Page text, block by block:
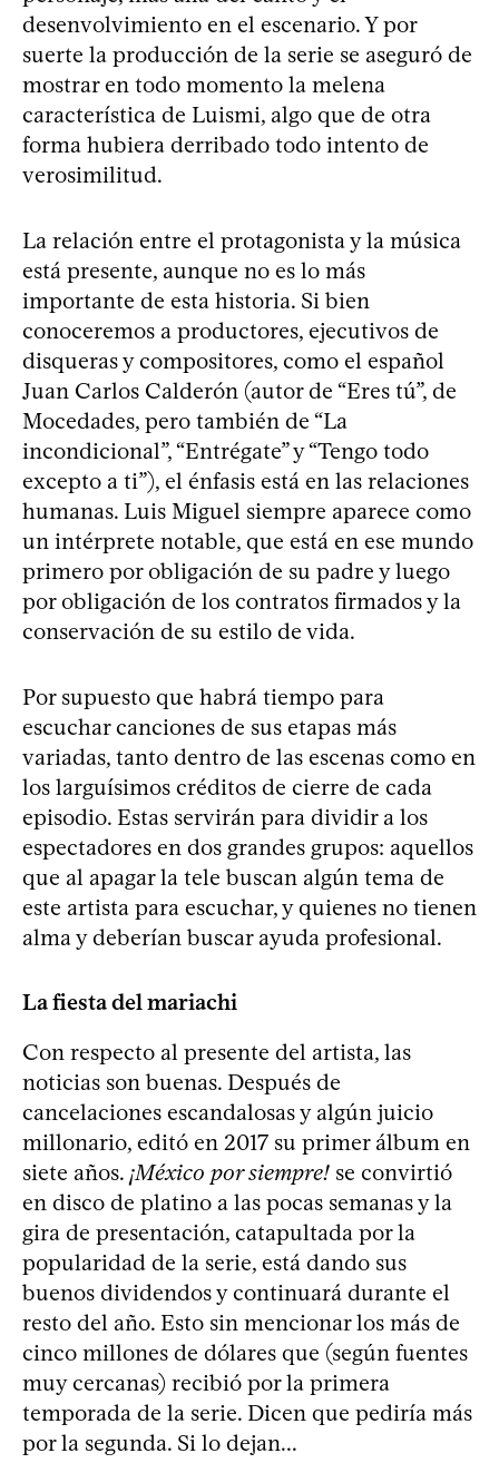
desenvolvimiento en el escenario. Y por
suerte la producción de la serie se aseguró de
mostrar en todo momento la melena
característica de Luismi, algo que de otra
forma hubiera derribado todo intento de
verosimilitud.
La relación entre el protagonista y la música
está presente, aunque no es lo más
importante de esta historia. Si bien
conoceremos a productores, ejecutivos de
disqueras y compositores, como el español
Juan Carlos Calderón (autor de “Eres tú”, de
Mocedades, pero también de “La
incondicional”, “Entrégate” y “Tengo todo
excepto a ti”), el énfasis está en las relaciones
humanas. Luis Miguel siempre aparece como
un intérprete notable, que está en ese mundo
primero por obligación de su padre y luego
por obligación de los contratos firmados y la
conservación de su estilo de vida.
Por supuesto que habrá tiempo para
escuchar canciones de sus etapas más
variadas, tanto dentro de las escenas como en
los larguísimos créditos de cierre de cada
episodio. Estas servirán para dividir a los
espectadores en dos grandes grupos: aquellos
que al apagar la tele buscan algún tema de
este artista para escuchar, y quienes no tienen
alma y deberían buscar ayuda profesional.
La fiesta del mariachi
Con respecto al presente del artista, las
noticias son buenas. Después de
cancelaciones escandalosas y algún juicio
millonario, editó en 2017 su primer álbum en
siete años. ¡México por siempre! se convirtió
en disco de platino a las pocas semanas y la
gira de presentación, catapultada por la
popularidad de la serie, está dando sus
buenos dividendos y continuará durante el
resto del año. Esto sin mencionar los más de
cinco millones de dólares que (según fuentes
muy cercanas) recibió por la primera
temporada de la serie. Dicen que pediría más
por la segunda. Si lo dejan...